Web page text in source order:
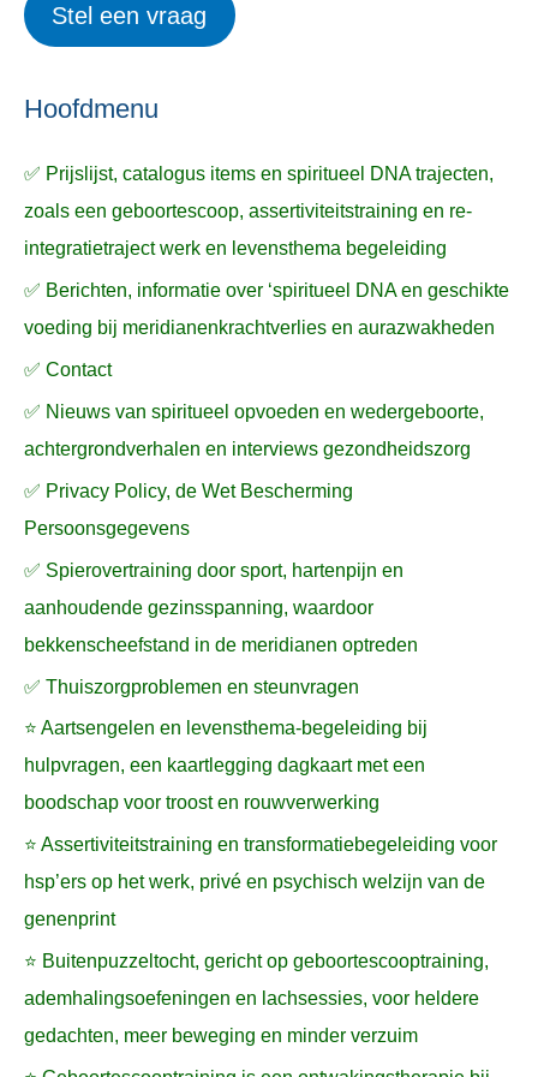
e
n
k
a
r
:
Stel een vraag
Hoofdmenu
✅ Prijslijst, catalogus items en spiritueel DNA trajecten,
zoals een geboortescoop, assertiviteitstraining en re-
integratietraject werk en levensthema begeleiding
✅ Berichten, informatie over ‘spiritueel DNA en geschikte
voeding bij meridianenkrachtverlies en aurazwakheden
✅ Contact
✅ Nieuws van spiritueel opvoeden en wedergeboorte,
achtergrondverhalen en interviews gezondheidszorg
✅ Privacy Policy, de Wet Bescherming
Persoonsgegevens
✅ Spierovertraining door sport, hartenpijn en
aanhoudende gezinsspanning, waardoor
bekkenscheefstand in de meridianen optreden
✅ Thuiszorgproblemen en steunvragen
⭐ Aartsengelen en levensthema-begeleiding bij
hulpvragen, een kaartlegging dagkaart met een
boodschap voor troost en rouwverwerking
⭐ Assertiviteitstraining en transformatiebegeleiding voor
hsp’ers op het werk, privé en psychisch welzijn van de
genenprint
⭐ Buitenpuzzeltocht, gericht op geboortescooptraining,
ademhalingsoefeningen en lachsessies, voor heldere
gedachten, meer beweging en minder verzuim
p
n